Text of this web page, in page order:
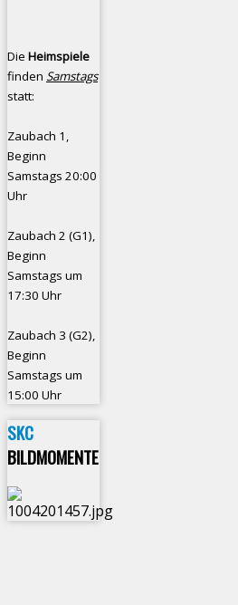
Die Heimspiele
finden Samstags
statt:
Zaubach 1,
Beginn
Samstags 20:00
Uhr
Zaubach 2 (G1),
Beginn
Samstags um
17:30 Uhr
Zaubach 3 (G2),
Beginn
Samstags um
15:00 Uhr
SKC
BILDMOMENTE